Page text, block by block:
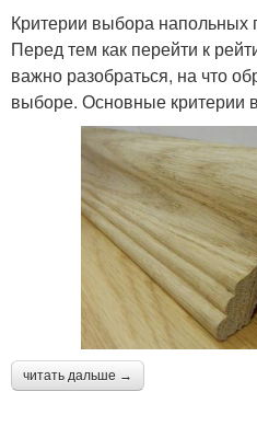
Критерии выбора напольных
Перед тем как перейти к
важно разобраться, на что
выборе. Основные критерии
читать дальше →